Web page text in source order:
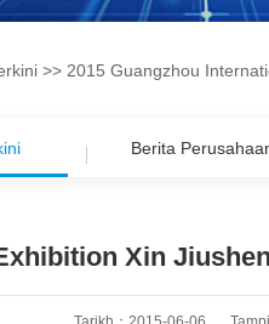
>> 2015 Guangzhou
Berita
Xin